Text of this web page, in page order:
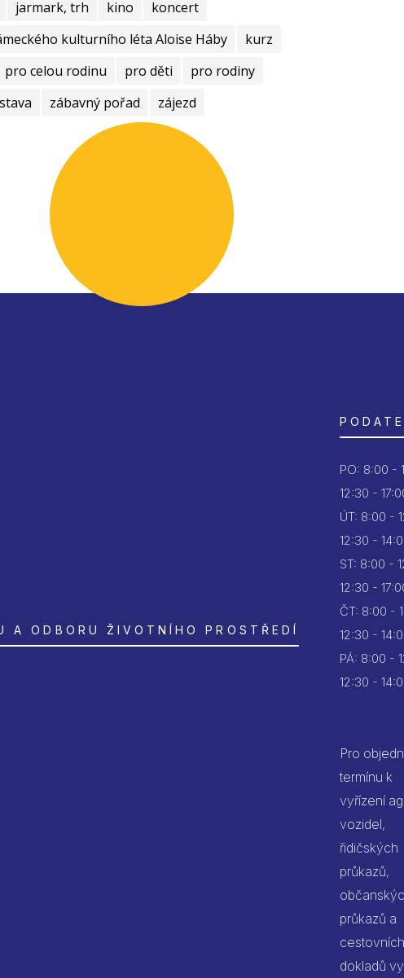
jarmark, trh kino
koncert
kulturního léta Aloise Háby
kurz
pro celou rodinu pro děti
pro rodiny
zábavný pořad zájezd
A ODBORU ŽIVOTNÍHO PROSTŘEDÍ
PO: 8:00 -
12:30 -
ÚT: 8:00 -
12:30 -
ST: 8:00 -
12:30 -
ČT: 8:00 -
12:30 -
PÁ: 8:00 -
12:30 -
Pro
termínu k
vyřízení
vozidel,
řidičských
průkazů,
průkazů a
cestovních
dokladů